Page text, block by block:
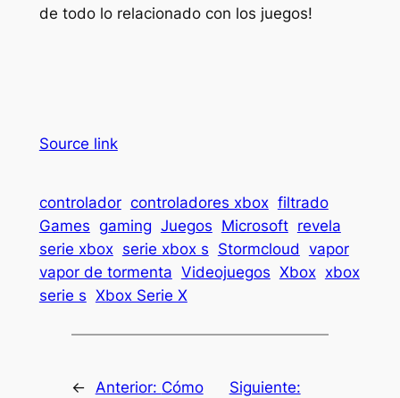
de todo lo relacionado con los juegos!
Source link
controlador controladores xbox filtrado
Games gaming Juegos Microsoft revela
serie xbox serie xbox s Stormcloud vapor
vapor de tormenta Videojuegos Xbox xbox
serie s Xbox Serie X
← Anterior: Cómo
Siguiente: